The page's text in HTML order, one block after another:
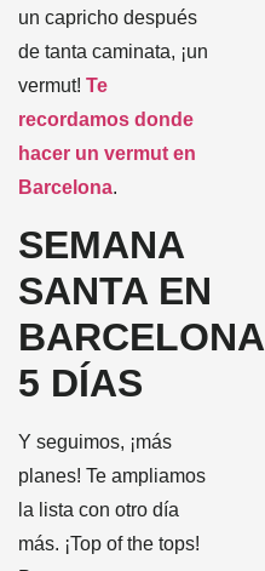
un capricho después
de tanta caminata, ¡un
vermut! Te
recordamos donde
hacer un vermut en
Barcelona.
SEMANA
SANTA EN
BARCELONA
5 DÍAS
Y seguimos, ¡más
planes! Te ampliamos
la lista con otro día
más. ¡Top of the tops!